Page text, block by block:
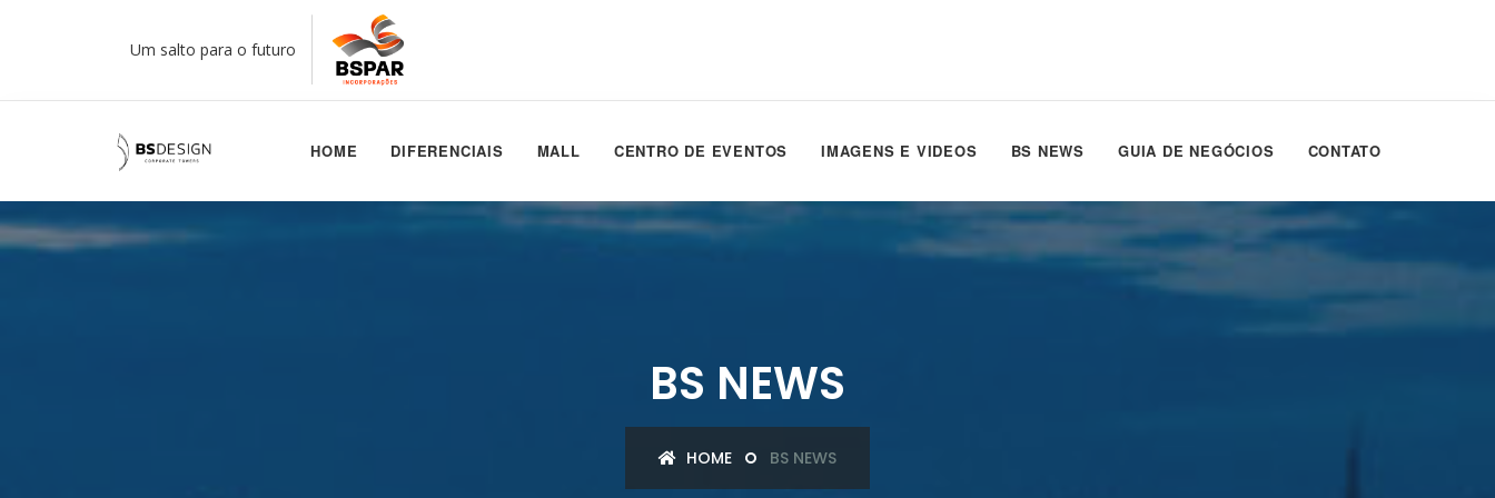
Um salto para o futuro
HOME DIFERENCIAIS MALL CENTRO DE EVENTOS IMAGENS E VIDEOS BS NEWS GUIA DE NEGÓCIOS CONTATO
BS NEWS
HOME BS NEWS